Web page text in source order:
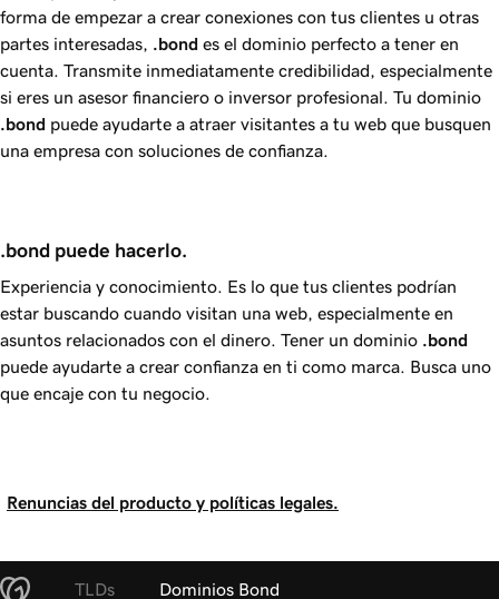
forma de empezar a crear conexiones con tus clientes u otras
partes interesadas,
.bond es el dominio perfecto a tener en
cuenta. Transmite inmediatamente credibilidad, especialmente
si eres un asesor financiero o inversor profesional. Tu dominio
.bond puede ayudarte a atraer visitantes a tu web que busquen
una empresa con soluciones de confianza.
.bond puede hacerlo.
Experiencia y conocimiento. Es lo que tus clientes podrían
estar buscando cuando visitan una web, especialmente en
asuntos relacionados con el dinero. Tener un dominio .bond
puede ayudarte a crear confianza en ti como marca. Busca uno
que encaje con tu negocio.
Renuncias del producto y políticas legales.
TLDs Dominios Bond